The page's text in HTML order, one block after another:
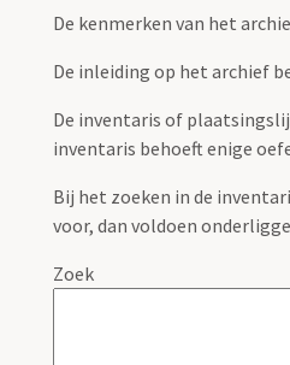
De kenmerken van het
De inleiding op het archief
De inventaris of
inventaris behoeft enige
Bij het zoeken in de
voor, dan voldoen
Zoek